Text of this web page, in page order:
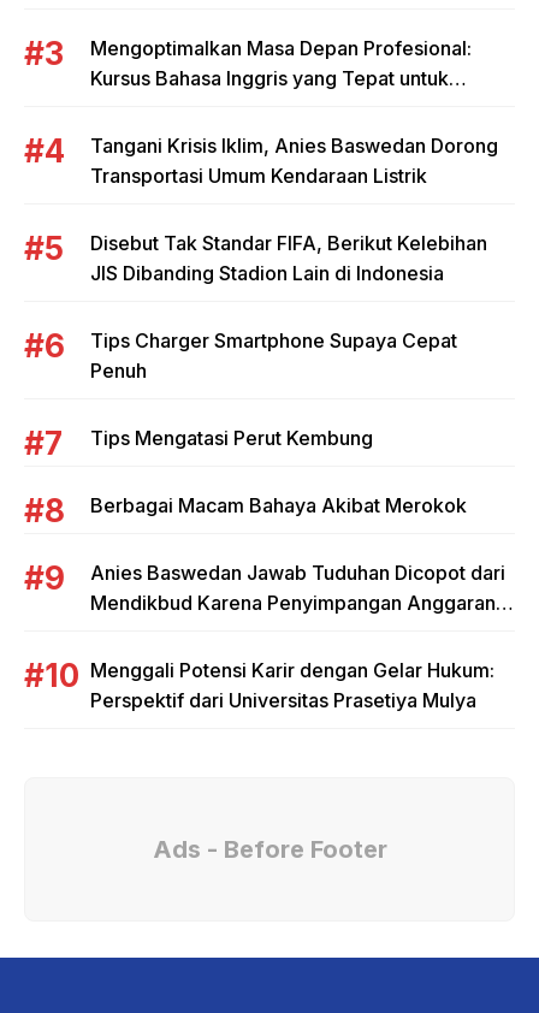
Mengoptimalkan Masa Depan Profesional:
Kursus Bahasa Inggris yang Tepat untuk
Tangani Krisis Iklim, Anies Baswedan Dorong
Transportasi Umum Kendaraan Listrik
Disebut Tak Standar FIFA, Berikut Kelebihan
JIS Dibanding Stadion Lain di Indonesia
Tips Charger Smartphone Supaya Cepat
Penuh
Tips Mengatasi Perut Kembung
Berbagai Macam Bahaya Akibat Merokok
Anies Baswedan Jawab Tuduhan Dicopot dari
Mendikbud Karena Penyimpangan Anggaran
Menggali Potensi Karir dengan Gelar Hukum:
Perspektif dari Universitas Prasetiya Mulya
Ads - Before Footer